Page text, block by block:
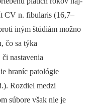
CV n. fibularis (16,7–
iným štúdiám možno
čo sa týka
nastavenia
hraníc patológie
Rozdiel medzi
súbore však nie je